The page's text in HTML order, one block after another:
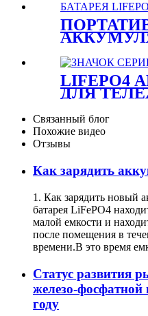
LIFEPO4
ДЛЯ
Связанный блог
Похожие видео
Отзывы
Как зарядить
1. Как зарядить новый
батарея LiFePO4
малой емкости и
после помещения в
времени.В это время
Статус развития
железо-
году